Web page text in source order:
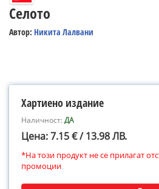
Селото
Автор: Никита Лалвани
Хартиено издание
Наличност:ДА
Цена: 7.15 € / 13.98 ЛВ.
*На този продукт не се прилагат
промоции